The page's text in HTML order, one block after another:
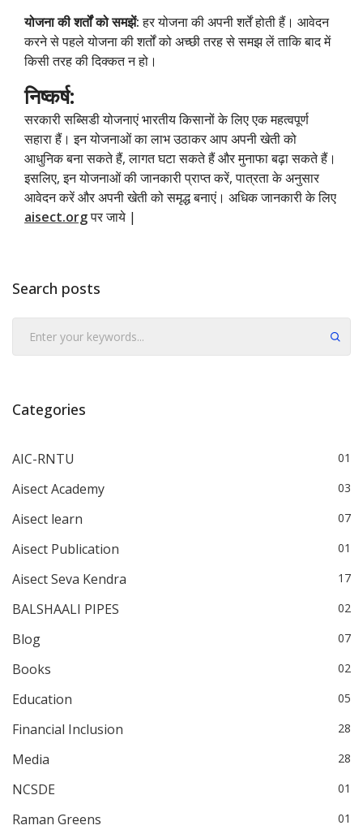
योजना की शर्तों को समझें:हर योजना की अपनी शर्तें होती हैं। आवेदन
करने से पहले योजना की शर्तों को अच्छी तरह से समझ लें ताकि बाद में
किसी तरह की दिक्कत न हो।
निष्कर्ष:
सरकारी सब्सिडी योजनाएं भारतीय किसानों के लिए एक महत्वपूर्ण
सहारा हैं। इन योजनाओं का लाभ उठाकर आप अपनी खेती को
आधुनिक बना सकते हैं, लागत घटा सकते हैं और मुनाफा बढ़ा सकते हैं।
इसलिए, इन योजनाओं की जानकारी प्राप्त करें, पात्रता के अनुसार
आवेदन करें और अपनी खेती को समृद्ध बनाएं। अधिक जानकारी के लिए
aisect.orgपर जाये |
Search posts
Categories
AIC-RNTU 01
Aisect Academy 03
Aisect learn 07
Aisect Publication 01
Aisect Seva Kendra 17
BALSHAALI PIPES 02
Blog 07
Books 02
Education 05
Financial Inclusion 28
Media 28
NCSDE 01
Raman Greens 01